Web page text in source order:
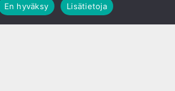
En hyväksy Lisätietoja